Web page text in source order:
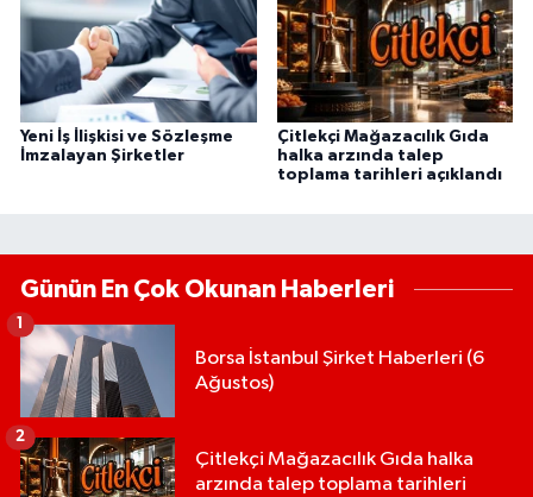
Yeni İş İlişkisi ve Sözleşme
İmzalayan Şirketler
Çitlekçi Mağazacılık Gıda
halka arzında talep
toplama tarihleri açıklandı
Günün En Çok Okunan Haberleri
Borsa İstanbul Şirket Haberleri (6
Ağustos)
Çitlekçi Mağazacılık Gıda halka
arzında talep toplama tarihleri
2